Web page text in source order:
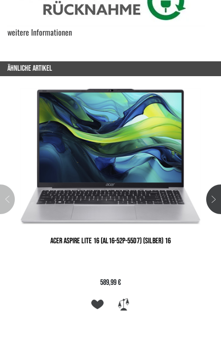
weitere Informationen
ÄHNLICHE ARTIKEL
ACER ASPIRE LITE 16 (AL16-52P-55D7) (SILBER) 16
589,99 €